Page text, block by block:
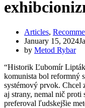
Articles,
January 15, 2024
by Metod Rybar
“Historik Ľubomír
komunista bol reformný
systémový prvok. Chcel
aj strany, nemal nič proti
preferoval ľudskejšie